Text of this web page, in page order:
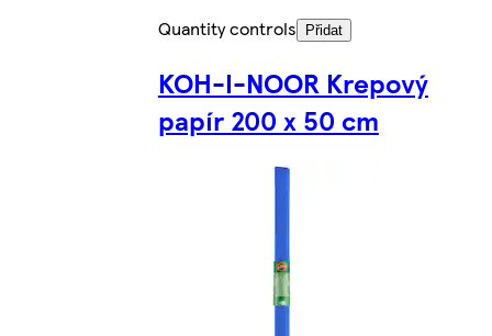
Quantity controls
Přidat
KOH-I-NOOR Krepový
papír 200 x 50 cm